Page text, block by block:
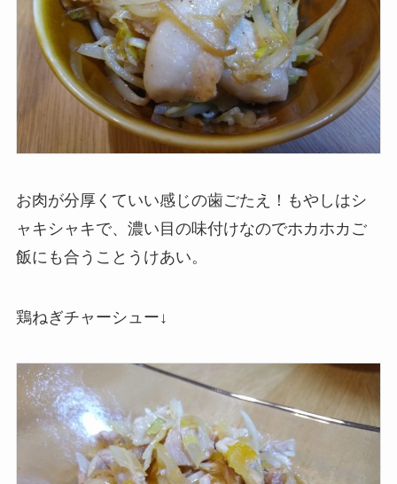
お肉が分厚くていい感じの歯ごたえ！もやしはシ
ャキシャキで、濃い目の味付けなのでホカホカご
飯にも合うことうけあい。
鶏ねぎチャーシュー↓